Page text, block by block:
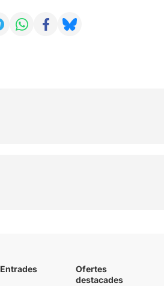
Entrades
Ofertes
destacades